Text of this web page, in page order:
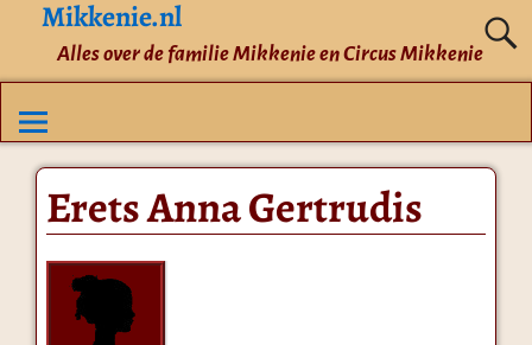
Mikkenie.nl
Alles over de familie Mikkenie en Circus Mikkenie
Erets Anna Gertrudis